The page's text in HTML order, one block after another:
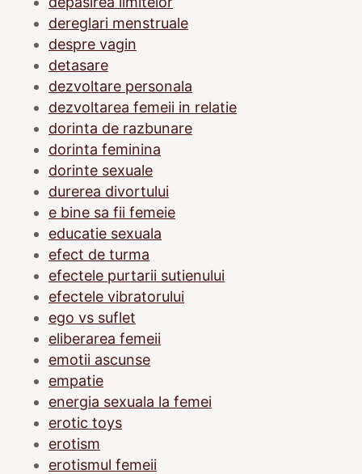
dereglari menstruale
despre vagin
detasare
dezvoltare personala
dezvoltarea femeii in relatie
dorinta de razbunare
dorinta feminina
dorinte sexuale
durerea divortului
e bine sa fii femeie
educatie sexuala
efect de turma
efectele purtarii sutienului
efectele vibratorului
ego vs suflet
eliberarea femeii
emotii ascunse
empatie
energia sexuala la femei
erotic toys
erotism
erotismul femeii